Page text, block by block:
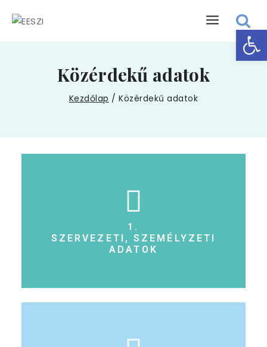
Közérdekű adatok
Kezdőlap / Közérdekű adatok
1.
SZERVEZETI, SZEMÉLYZETI
ADATOK